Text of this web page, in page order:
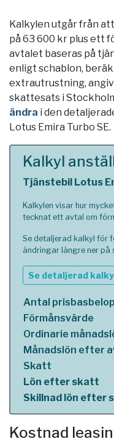
Kalkylen utgår från
på 63 600 kr plus ett
avtalet baseras på
enligt schablon,
extrautrustning,
skattesats i
ändra i den
Lotus Emira Turbo SE.
Kalkyl
Tjänstebil Lotus
Kalkylen visar hur
tecknat ett avtal om
Se detaljerad kalkyl för
ändringar längre ner på
Se detaljerad
Antal
Förmånsvärde
Ordinarie
Månadslön efter
Skatt
Lön efter skatt
Skillnad lön efter
Kostnad